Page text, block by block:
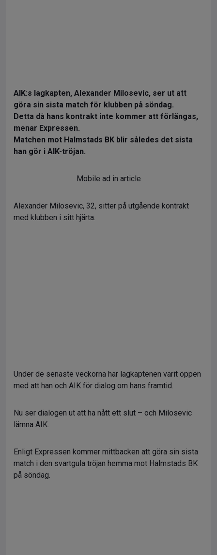
AIK:s lagkapten, Alexander Milosevic, ser ut att
göra sin sista match för klubben på söndag.
Detta då hans kontrakt inte kommer att förlängas,
menar Expressen.
Matchen mot Halmstads BK blir således det sista
han gör i AIK-tröjan.
Mobile ad in article
Alexander Milosevic, 32, sitter på utgående kontrakt
med klubben i sitt hjärta.
Under de senaste veckorna har lagkaptenen varit öppen
med att han och AIK för dialog om hans framtid.
Nu ser dialogen ut att ha nått ett slut – och Milosevic
lämna AIK.
Enligt Expressen kommer mittbacken att göra sin sista
match i den svartgula tröjan hemma mot Halmstads BK
på söndag.